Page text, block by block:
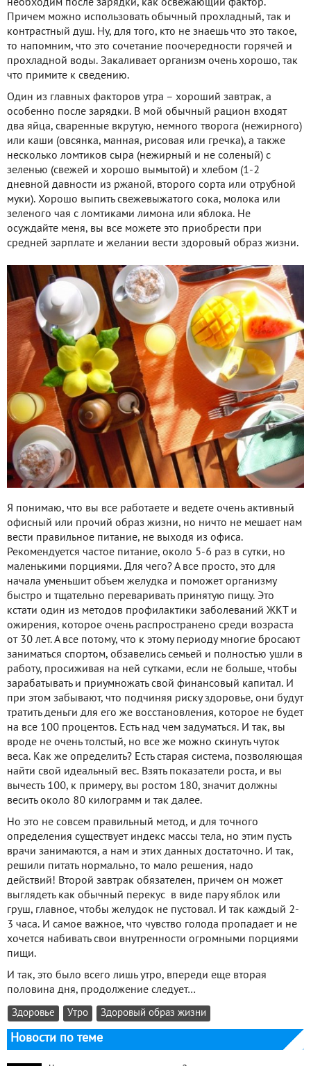
необходим после зарядки, как освежающий фактор.
Причем можно использовать обычный прохладный, так и
контрастный душ. Ну, для того, кто не знаешь что это такое,
то напомним, что это сочетание поочередности горячей и
прохладной воды. Закаливает организм очень хорошо, так
что примите к сведению.
Один из главных факторов утра – хороший завтрак, а
особенно после зарядки. В мой обычный рацион входят
два яйца, сваренные вкрутую, немного творога (нежирного)
или каши (овсянка, манная, рисовая или гречка), а также
несколько ломтиков сыра (нежирный и не соленый) с
зеленью (свежей и хорошо вымытой) и хлебом (1-2
дневной давности из ржаной, второго сорта или отрубной
муки). Хорошо выпить свежевыжатого сока, молока или
зеленого чая с ломтиками лимона или яблока. Не
осуждайте меня, вы все можете это приобрести при
средней зарплате и желании вести здоровый образ жизни.
Я понимаю, что вы все работаете и ведете очень активный
офисный или прочий образ жизни, но ничто не мешает нам
вести правильное питание, не выходя из офиса.
Рекомендуется частое питание, около 5-6 раз в сутки, но
маленькими порциями. Для чего? А все просто, это для
начала уменьшит объем желудка и поможет организму
быстро и тщательно переваривать принятую пищу. Это
кстати один из методов профилактики заболеваний ЖКТ и
ожирения, которое очень распространено среди возраста
от 30 лет. А все потому, что к этому периоду многие бросают
заниматься спортом, обзавелись семьей и полностью ушли в
работу, просиживая на ней сутками, если не больше, чтобы
зарабатывать и приумножать свой финансовый капитал. И
при этом забывают, что подчиняя риску здоровье, они будут
тратить деньги для его же восстановления, которое не будет
на все 100 процентов. Есть над чем задуматься. И так, вы
вроде не очень толстый, но все же можно скинуть чуток
веса. Как же определить? Есть старая система, позволяющая
найти свой идеальный вес. Взять показатели роста, и вы
вычесть 100, к примеру, вы ростом 180, значит должны
весить около 80 килограмм и так далее.
Но это не совсем правильный метод, и для точного
определения существует индекс массы тела, но этим пусть
врачи занимаются, а нам и этих данных достаточно. И так,
решили питать нормально, то мало решения, надо
действий! Второй завтрак обязателен, причем он может
выглядеть как обычный перекус в виде пару яблок или
груш, главное, чтобы желудок не пустовал. И так каждый 2-
3 часа. И самое важное, что чувство голода пропадает и не
хочется набивать свои внутренности огромными порциями
пищи.
И так, это было всего лишь утро, впереди еще вторая
половина дня, продолжение следует…
Здоровье Утро Здоровый образ жизни
Новости по теме